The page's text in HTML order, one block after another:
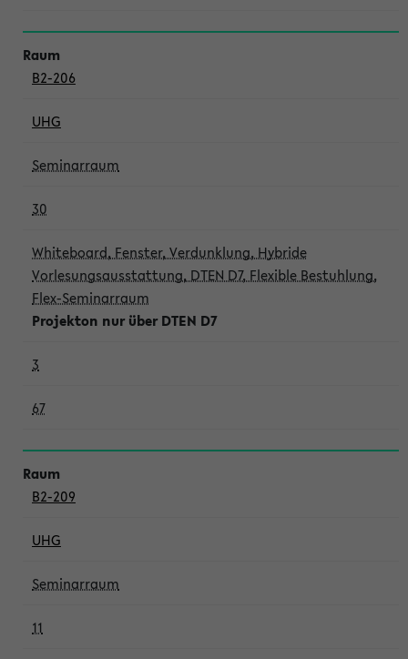
B2-206
UHG
Seminarraum
30
Whiteboard, Fenster, Verdunklung, Hybride
Vorlesungsausstattung, DTEN D7, Flexible Bestuhlung,
Flex-Seminarraum
Projekton nur über DTEN D7
3
67
B2-209
UHG
Seminarraum
11